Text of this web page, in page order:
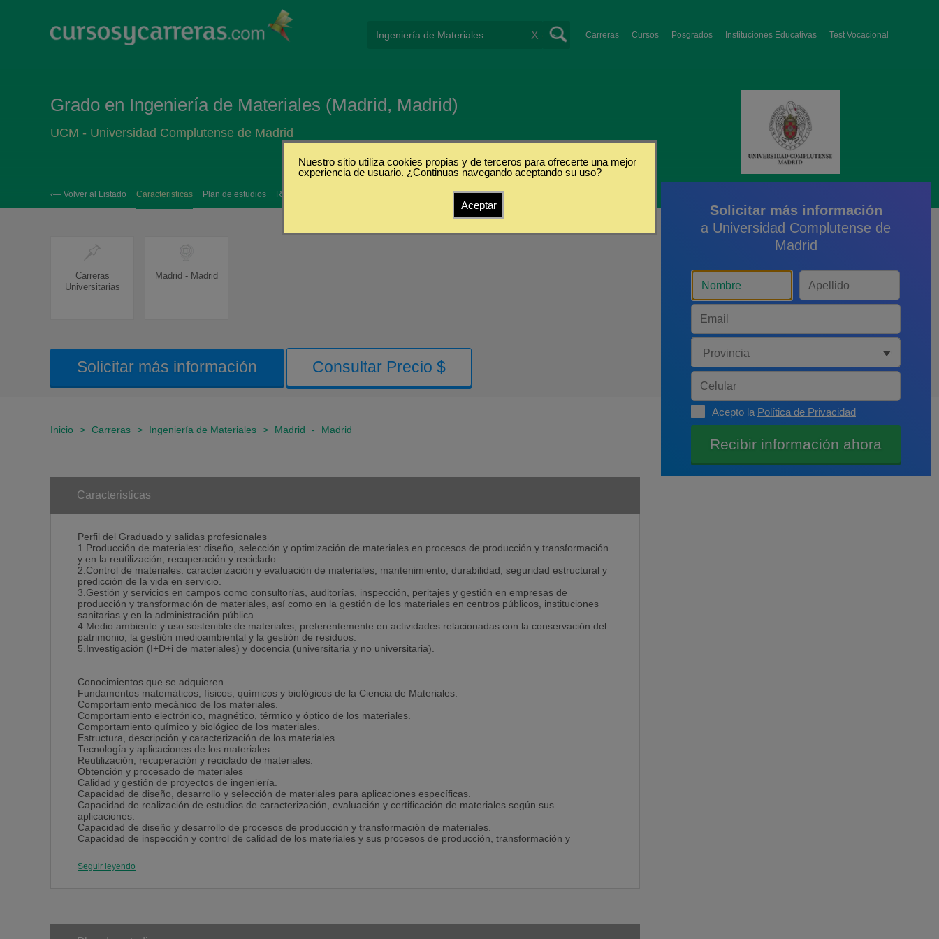
Carreras Cursos Posgrados Instituciones Educativas Test Vocacional
X
Grado en Ingeniería de Materiales (Madrid, Madrid)
UCM - Universidad Complutense de Madrid
‹— Volver al Listado Caracteristicas Plan de estudios Requisitos
Carreras
Universitarias
Madrid - Madrid
Solicitar más información Consultar Precio $
Inicio > Carreras > Ingeniería de Materiales > Madrid - Madrid
Caracteristicas
Perfil del Graduado y salidas profesionales
1.Producción de materiales: diseño, selección y optimización de materiales en procesos de producción y transformación
y en la reutilización, recuperación y reciclado.
2.Control de materiales: caracterización y evaluación de materiales, mantenimiento, durabilidad, seguridad estructural y
predicción de la vida en servicio.
3.Gestión y servicios en campos como consultorías, auditorías, inspección, peritajes y gestión en empresas de
producción y transformación de materiales, así como en la gestión de los materiales en centros públicos, instituciones
sanitarias y en la administración pública.
4.Medio ambiente y uso sostenible de materiales, preferentemente en actividades relacionadas con la conservación del
patrimonio, la gestión medioambiental y la gestión de residuos.
5.Investigación (I+D+i de materiales) y docencia (universitaria y no universitaria).
Conocimientos que se adquieren
Fundamentos matemáticos, físicos, químicos y biológicos de la Ciencia de Materiales.
Comportamiento mecánico de los materiales.
Comportamiento electrónico, magnético, térmico y óptico de los materiales.
Comportamiento químico y biológico de los materiales.
Estructura, descripción y caracterización de los materiales.
Tecnología y aplicaciones de los materiales.
Reutilización, recuperación y reciclado de materiales.
Obtención y procesado de materiales
Calidad y gestión de proyectos de ingeniería.
Capacidad de diseño, desarrollo y selección de materiales para aplicaciones específicas.
Capacidad de realización de estudios de caracterización, evaluación y certificación de materiales según sus
aplicaciones.
Capacidad de diseño y desarrollo de procesos de producción y transformación de materiales.
Capacidad de inspección y control de calidad de los materiales y sus procesos de producción, transformación y
Capacidad de definición, desarrollo, elaboración de normativas y especificaciones relativas a los materiales y sus
aplicaciones.
Seguir leyendo
Solicitar más información
a Universidad Complutense de
Madrid
Acepto la Política de Privacidad
Nuestro sitio utiliza cookies propias y de terceros para ofrecerte una mejor
experiencia de usuario. ¿Continuas navegando aceptando su uso?
Aceptar